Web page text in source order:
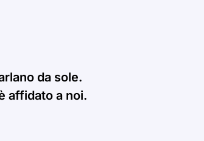
da sole.
affidato a noi.